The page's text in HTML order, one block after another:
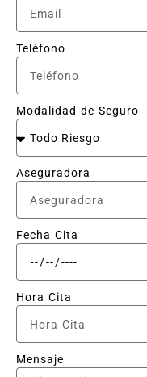
Teléfono
Modalidad de Seguro
Aseguradora
Fecha Cita
Hora Cita
Mensaje